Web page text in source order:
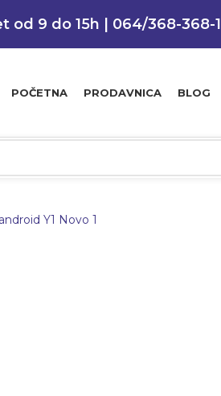
od 9 do 15h | 064/368-368-1
POČETNA PRODAVNICA BLOG